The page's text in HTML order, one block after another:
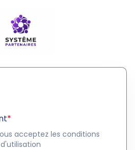
*
acceptez les conditions
d'utilisation